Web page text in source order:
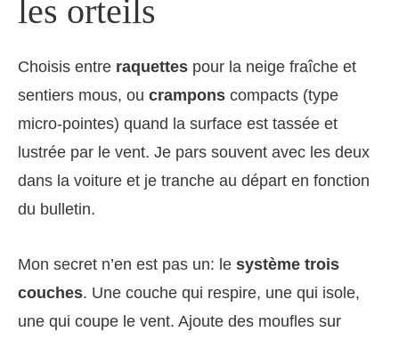
les orteils
Choisis entre raquettes pour la neige fraîche et
sentiers mous, ou crampons compacts (type
micro‑pointes) quand la surface est tassée et
lustrée par le vent. Je pars souvent avec les deux
dans la voiture et je tranche au départ en fonction
du bulletin.
Mon secret n’en est pas un: le système trois
couches. Une couche qui respire, une qui isole,
une qui coupe le vent. Ajoute des moufles sur